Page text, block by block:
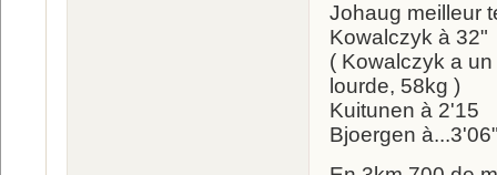
Johaug meilleur
Kowalczyk à 32"
( Kowalczyk a
lourde, 58kg )
Kuitunen à 2'15
Bjoergen